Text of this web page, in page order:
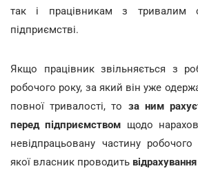
так і працівникам з тривалим
підприємстві.
Якщо працівник звільняється з
робочого року, за який він уже
повної тривалості, то за ним
перед підприємством щодо
невідпрацьовану частину
якої власник проводить